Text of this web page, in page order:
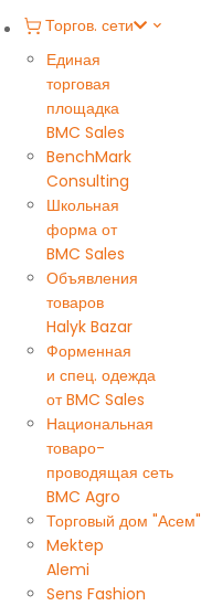
Торгов. сети
Единая
торговая
площадка
BMC Sales
BenchMark
Consulting
Школьная
форма от
BMC Sales
Объявления
товаров
Halyk Bazar
Форменная
и спец. одежда
от BMC Sales
Национальная
товаро-
проводящая сеть
BMC Agro
Торговый дом "Асем"
Mektep
Alemi
Sens Fashion